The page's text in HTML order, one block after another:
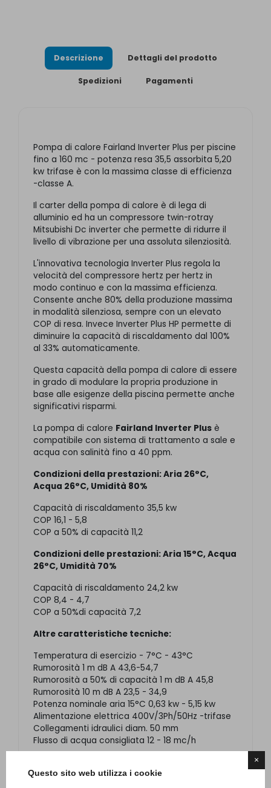
×
Questo sito web utilizza i cookie
Descrizione Dettagli del prodotto
Spedizioni Pagamenti
Pompa di calore Fairland Inverter Plus per piscine
fino a 160 mc - potenza resa 35,5 assorbita 5,20
kw trifase è con la massima classe di efficienza
-classe A.
Il carter della pompa di calore è di lega di
alluminio ed ha un compressore twin-rotray
Mitsubishi Dc inverter che permette di ridurre il
livello di vibrazione per una assoluta silenziosità.
L'innovativa tecnologia Inverter Plus regola la
velocità del compressore hertz per hertz in
modo continuo e con la massima efficienza.
Consente anche 80% della produzione massima
in modalità silenziosa, sempre con un elevato
COP di resa. Invece Inverter Plus HP permette di
diminuire la capacità di riscaldamento dal 100%
al 33% automaticamente.
Questa capacità della pompa di calore di essere
in grado di modulare la propria produzione in
base alle esigenze della piscina permette anche
significativi risparmi.
La pompa di calore Fairland Inverter Plus è
compatibile con sistema di trattamento a sale e
acqua con salinità fino a 40 ppm.
Condizioni della prestazioni: Aria 26°C,
Acqua 26°C, Umidità 80%
Capacità di riscaldamento 35,5 kw
COP 16,1 - 5,8
COP a 50% di capacità 11,2
Condizioni delle prestazioni: Aria 15°C, Acqua
26°C, Umidità 70%
Capacità di riscaldamento 24,2 kw
COP 8,4 - 4,7
COP a 50%di capacità 7,2
Altre caratteristiche tecniche:
Temperatura di esercizio - 7°C - 43°C
Rumorosità 1 m dB A 43,6-54,7
Rumorosità a 50% di capacità 1 m dB A 45,8
Rumorosità 10 m dB A 23,5 - 34,9
Potenza nominale aria 15°C 0,63 kw - 5,15 kw
Alimentazione elettrica 400V/3Ph/50Hz -trifase
Collegamenti idraulici diam. 50 mm
Flusso di acqua consigliata 12 - 18 mc/h